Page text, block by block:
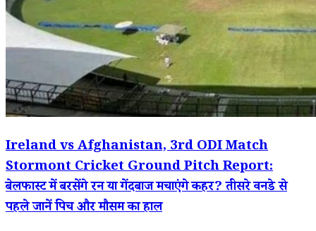
Ireland vs Afghanistan, 3rd ODI Match
Stormont Cricket Ground Pitch Report:
बेलफास्ट में बरसेंगे रन या गेंदबाज मचाएंगे कहर? तीसरे वनडे से
पहले जानें पिच और मौसम का हाल